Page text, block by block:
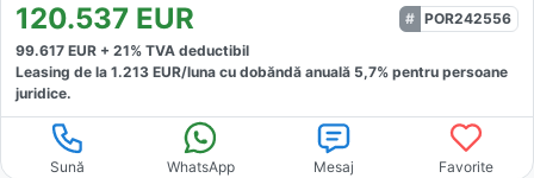
120.537 EUR
POR242556
99.617 EUR + 21% TVA deductibil
Leasing de la 1.213 EUR/luna cu dobăndă anuală 5,7% pentru persoane
juridice.
Sună WhatsApp Mesaj Favorite